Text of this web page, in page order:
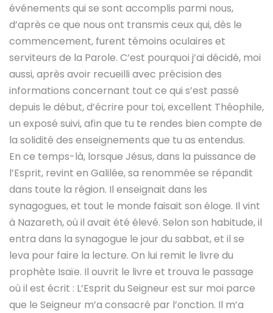
événements qui se sont accomplis parmi nous,
d’après ce que nous ont transmis ceux qui, dès le
commencement, furent témoins oculaires et
serviteurs de la Parole. C’est pourquoi j’ai décidé, moi
aussi, après avoir recueilli avec précision des
informations concernant tout ce qui s’est passé
depuis le début, d’écrire pour toi, excellent Théophile,
un exposé suivi, afin que tu te rendes bien compte de
la solidité des enseignements que tu as entendus.
En ce temps-là, lorsque Jésus, dans la puissance de
l’Esprit, revint en Galilée, sa renommée se répandit
dans toute la région. Il enseignait dans les
synagogues, et tout le monde faisait son éloge. Il vint
à Nazareth, où il avait été élevé. Selon son habitude, il
entra dans la synagogue le jour du sabbat, et il se
leva pour faire la lecture. On lui remit le livre du
prophète Isaïe. Il ouvrit le livre et trouva le passage
où il est écrit : L’Esprit du Seigneur est sur moi parce
que le Seigneur m’a consacré par l’onction. Il m’a